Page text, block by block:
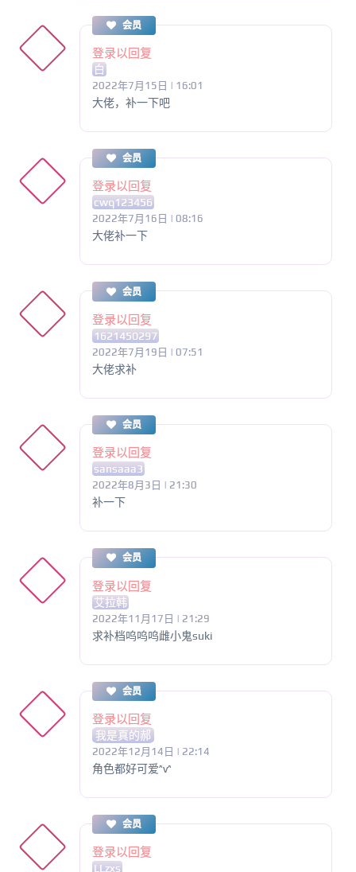
会员
登录以回复
白
2022年7月15日 | 16:01
大佬，补一下吧
会员
登录以回复
cwq123456
2022年7月16日 | 08:16
大佬补一下
会员
登录以回复
1621450297
2022年7月19日 | 07:51
大佬求补
会员
登录以回复
sansaaa3
2022年8月3日 | 21:30
补一下
会员
登录以回复
艾拉韩
2022年11月17日 | 21:29
求补档呜呜呜雌小鬼suki
会员
登录以回复
我是真的郝
2022年12月14日 | 22:14
角色都好可爱^v^
会员
登录以回复
LLzxs